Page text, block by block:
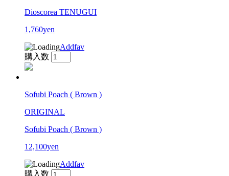
Dioscorea TENUGUI
1,760yen
Addfav
購入数
Sofubi Poach ( Brown )
ORIGINAL
Sofubi Poach ( Brown )
12,100yen
Addfav
購入数